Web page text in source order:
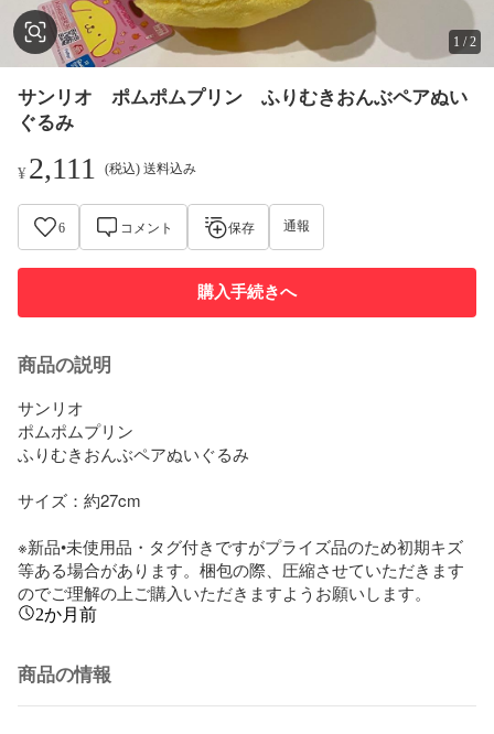
1 /2
サンリオ ポムポムプリン ふりむきおんぶペアぬい
ぐるみ
¥2,111 (税込) 送料込み
6 コメント 保存 通報
購入手続きへ
商品の説明
サンリオ
ポムポムプリン
ふりむきおんぶペアぬいぐるみ
サイズ：約27cm
※新品•未使用品・タグ付きですがプライズ品のため初期キズ
等ある場合があります。梱包の際、圧縮させていただきます
のでご理解の上ご購入いただきますようお願いします。
2か月前
商品の情報